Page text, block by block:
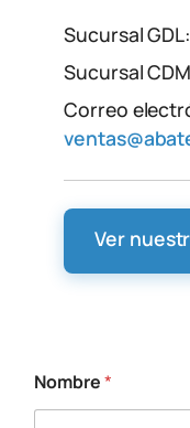
Sucursal GDL:
Sucursal
Correo
Ver
s
u
Nombre*